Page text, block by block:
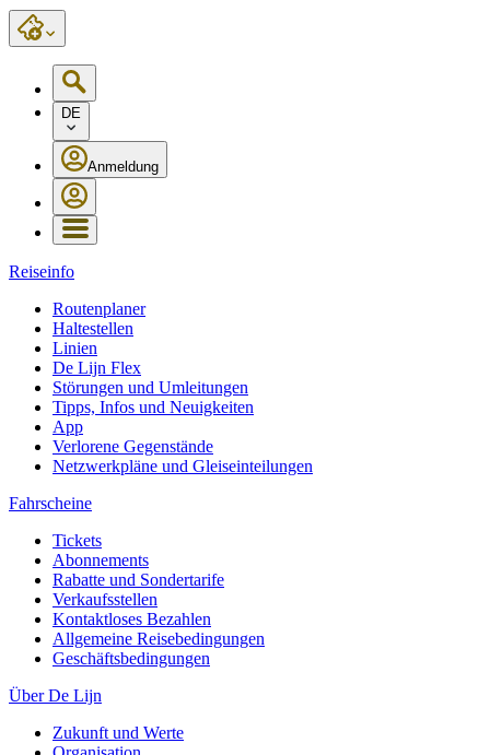
DE
Anmeldung
Reiseinfo
Routenplaner
Haltestellen
Linien
De Lijn Flex
Störungen und Umleitungen
Tipps, Infos und Neuigkeiten
App
Verlorene Gegenstände
Netzwerkpläne und Gleiseinteilungen
Fahrscheine
Tickets
Abonnements
Rabatte und Sondertarife
Verkaufsstellen
Kontaktloses Bezahlen
Allgemeine Reisebedingungen
Geschäftsbedingungen
Über De Lijn
Zukunft und Werte